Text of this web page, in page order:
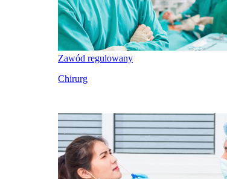
Zawód regulowany
Chirurg